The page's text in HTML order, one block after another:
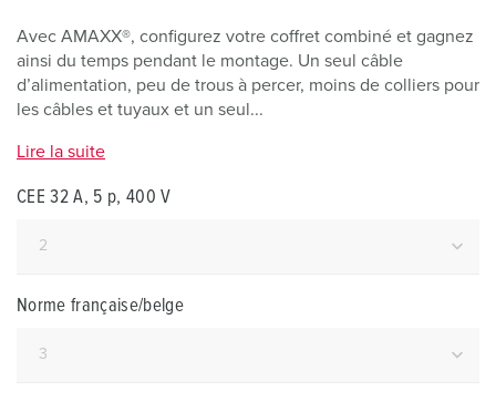
Avec AMAXX®, configurez votre coffret combiné et gagnez
ainsi du temps pendant le montage. Un seul câble
d’alimentation, peu de trous à percer, moins de colliers pour
les câbles et tuyaux et un seul...
Lire la suite
CEE 32 A, 5 p, 400 V
Norme française/belge